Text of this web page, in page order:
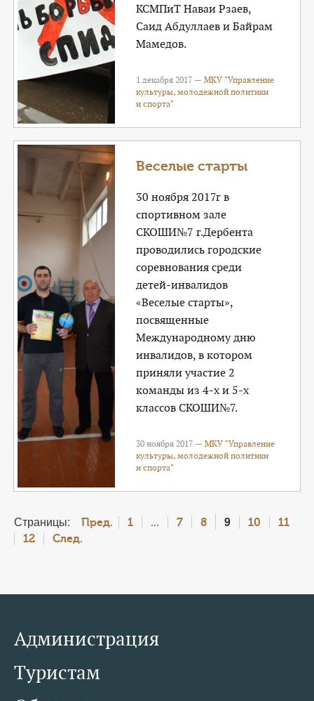
КСМПиТ Наваи Рзаев,
Саид Абдуллаев и Байрам
Мамедов.
1 декабря 2017 —МКУ "Управление
культуры, молодежной политики
и спорта"
Веселые старты
30 ноября 2017г в
спортивном зале
СКОШИ№7 г.Дербента
проводились городские
соревнования среди
детей-инвалидов
«Веселые старты»,
посвященные
Международному дню
инвалидов, в котором
приняли участие 2
команды из 4-х и 5-х
классов СКОШИ№7.
30 ноября 2017 —МКУ "Управление
культуры, молодежной политики
и спорта"
Страницы: Пред. 1 ... 7 8 9 10
11
12
След.
Администрация
Туристам